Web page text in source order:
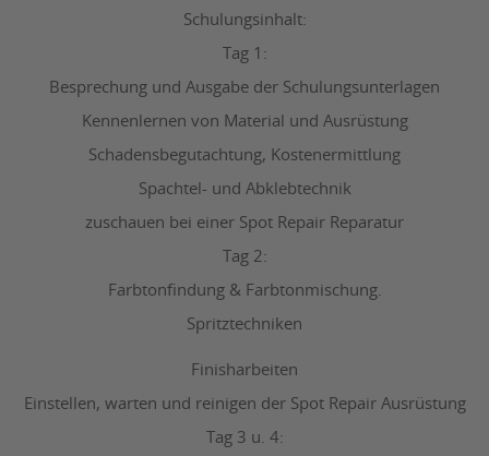
Schulungsinhalt:
Tag 1:
Besprechung und Ausgabe der Schulungsunterlagen
Kennenlernen von Material und Ausrüstung
Schadensbegutachtung, Kostenermittlung
Spachtel- und Abklebtechnik
zuschauen bei einer Spot Repair Reparatur
Tag 2:
Farbtonfindung & Farbtonmischung.
Spritztechniken
Finisharbeiten
Einstellen, warten und reinigen der Spot Repair Ausrüstung
Tag 3 u. 4: